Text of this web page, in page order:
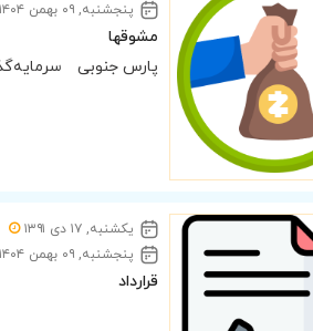
پنجشنبه, ۰۹ بهمن ۱۴۰۴
مشوقها
پارس جنوبی
یکشنبه, ۱۷ دی ۱۳۹۱
پنجشنبه, ۰۹ بهمن ۱۴۰۴
قرارداد